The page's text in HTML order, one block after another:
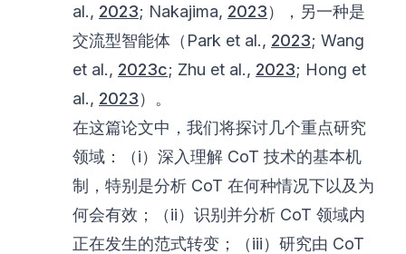
al., 2023; Nakajima, 2023），另一种是
交流型智能体（Park et al., 2023; Wang
et al., 2023c; Zhu et al., 2023; Hong et
al., 2023）。
在这篇论文中，我们将探讨几个重点研究
领域：（i）深入理解 CoT 技术的基本机
制，特别是分析 CoT 在何种情况下以及为
何会有效；（ii）识别并分析 CoT 领域内
正在发生的范式转变；（iii）研究由 CoT